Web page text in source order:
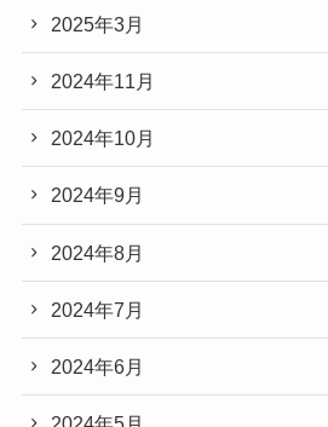
2025年3月
2024年11月
2024年10月
2024年9月
2024年8月
2024年7月
2024年6月